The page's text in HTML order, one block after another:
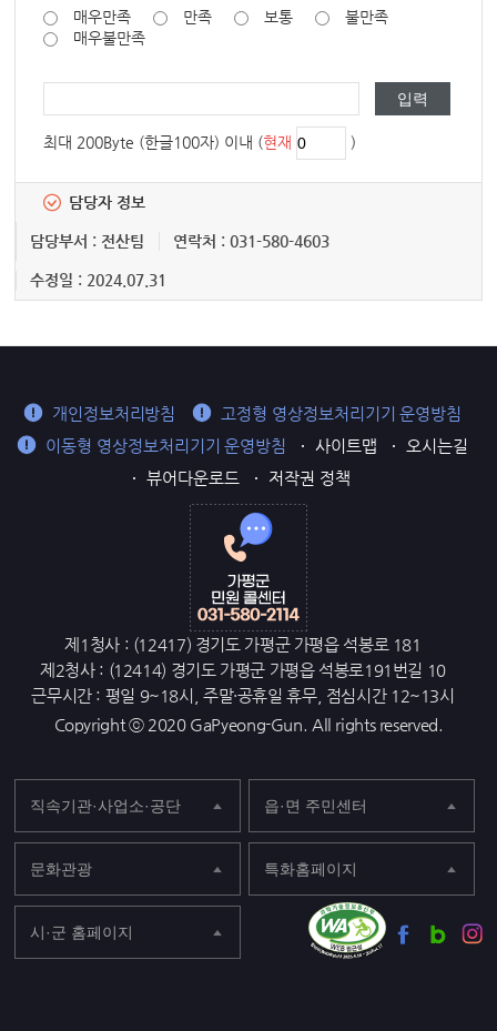
매우만족
만족 보통
불만족
매우불만족
최대 200Byte (한글100자) 이내 (현재 )
담당자 정보
담당부서 : 전산팀 연락처 : 031-580-4603
수정일 : 2024.07.31
개인정보처리방침
고정형 영상정보처리기기 운영방침
이동형 영상정보처리기기 운영방침
사이트맵
오시는길
뷰어다운로드
저작권 정책
제1청사 : (12417) 경기도 가평군 가평읍 석봉로 181
제2청사 : (12414) 경기도 가평군 가평읍 석봉로191번길 10
근무시간 : 평일 9~18시, 주말·공휴일 휴무, 점심시간 12~13시
Copyright ⓒ 2020 GaPyeong-Gun. All rights reserved.
직속기관·사업소·공단 읍·면 주민센터
문화관광 특화홈페이지
시·군 홈페이지